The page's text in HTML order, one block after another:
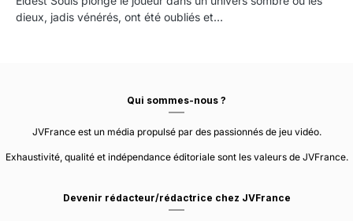
dieux, jadis vénérés, ont été oubliés et…
Qui sommes-nous ?
JVFrance est un média propulsé par des passionnés de jeu vidéo.
Exhaustivité, qualité et indépendance éditoriale sont les valeurs de JVFrance.
Devenir rédacteur/rédactrice chez JVFrance